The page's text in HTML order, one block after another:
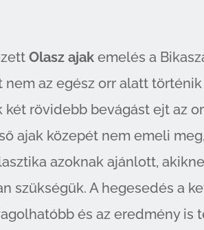
Olasz ajak emelés a
nem az egész orr alatt
két rövidebb bevágást ejt az
ajak közepét nem emeli
azoknak ajánlott,
szükségük. A hegesedés a
és az eredmény is